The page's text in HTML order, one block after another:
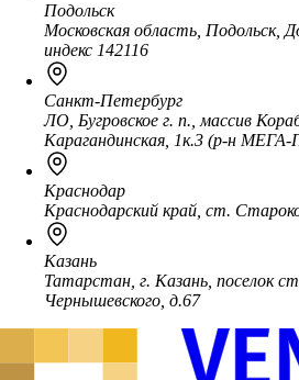
Подольск
Московская область, Подольск,
индекс 142116
Санкт-Петербург
ЛО, Бугровское г. п., массив
Карагандинская, 1к.3 (р-н МЕГА-
Краснодар
Краснодарский край, ст.
Казань
Татарстан, г. Казань, поселок
Чернышевского, д.67